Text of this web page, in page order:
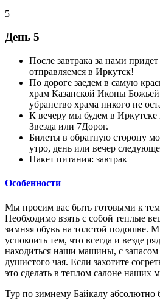
5
День 5
После завтрака за нами
отправляемся в Иркутск!
По дороге заедем в самую
храм Казанской Иконы
убранство храма никого не
К вечеру мы будем в Иркутске
Звезда или 7Дорог.
Билеты в обратную сторону
утро, день или вечер
Пакет питания: завтрак
Особенности
Мы просим вас быть готовыми к
Необходимо взять с собой теплые
зимняя обувь на толстой подошве.
успокоить тем, что всегда и везде
находиться наши машины, с запасом
душистого чая. Если захотите
это сделать в теплом салоне наших
Тур по зимнему Байкалу абсолютно